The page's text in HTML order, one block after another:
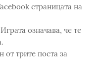
страницата на
означава, че те
от трите поста за